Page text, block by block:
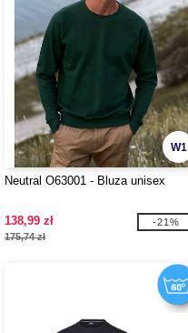
W1
Neutral O63001 - Bluza unisex
138,99 zł
175,74 zł
-21%